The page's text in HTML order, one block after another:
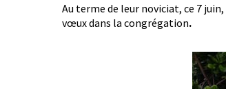
Au terme de leur noviciat, ce 7 juin,
vœux dans la congrégation.